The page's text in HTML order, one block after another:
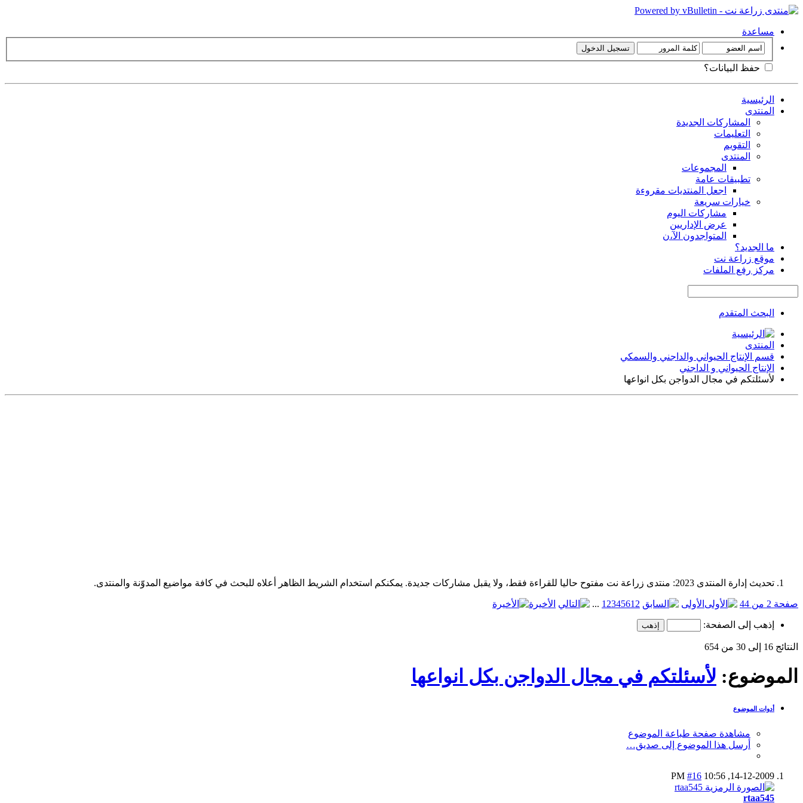
مساعدة
حفظ البيانات؟
الرئيسية
المنتدى
المشاركات الجديدة
التعليمات
التقويم
المنتدى
المجموعات
تطبيقات عامة
اجعل المنتديات مقروءة
خيارات سريعة
مشاركات اليوم
عرض الإداريين
المتواجدون الآ،ن
ما الجديد؟
موقع زراعة نت
مركز رفع الملفات
البحث المتقدم
المنتدى
قسم الإنتاج الحيواني والداجني والسمكي
الإنتاج الحيواني و الداجني
لأسئلتكم في مجال الدواجن بكل انواعها
تحديث إدارة المنتدى 2023: منتدى زراعة نت مفتوح حاليا للقراءة فقط، ولا يقبل مشاركات جديدة. يمكنكم استخدام الشريط الظاهر أعلاه للبحث في كافة مواضيع المدوّنة والمنتدى.
صفحة 2 من 44 الأولى 1 2345612
... الأخيرة
إذهب إلى الصفحة:
النتائج 16 إلى 30 من 654
الموضوع: لأسئلتكم في مجال الدواجن بكل انواعها
أدوات الموضوع
مشاهدة صفحة طباعة الموضوع
أرسل هذا الموضوع إلى صديق…
14-12-2009,
10:56 PM
#16
rtaa545